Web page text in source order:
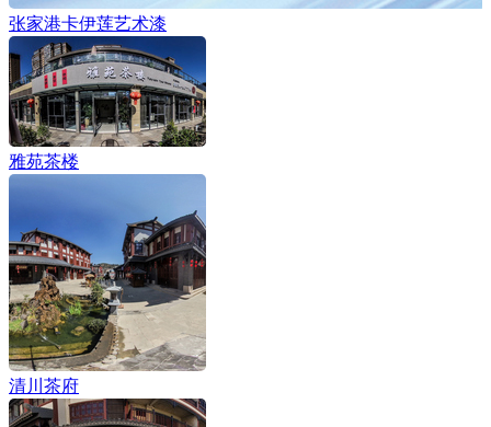
张家港卡伊莲艺术漆
雅苑茶楼
清川茶府